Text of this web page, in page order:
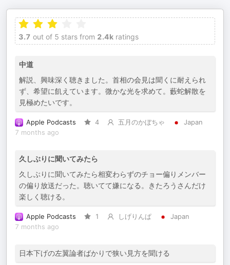
3.7 out of 5 stars from 2.4k ratings
中道
解説、興味深く聴きました。首相の会見は聞くに耐えられ
ず、希望に飢えています。微かな光を求めて。藪蛇解散を
見極めたいです。
Apple Podcasts 4 五月のかぼちゃ
Japan
7 months ago
久しぶりに聞いてみたら
久しぶりに聞いてみたら相変わらずのチョー偏りメンバー
の偏り放送だった。聴いてて嫌になる。きたろうさんだけ
楽しく聴ける。
Apple Podcasts 1 しげりんぱ
Japan
7 months ago
日本下げの左翼論者ばかりで狭い見方を聞ける